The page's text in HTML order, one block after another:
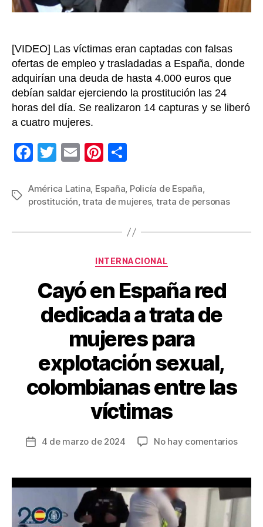
[VIDEO] Las víctimas eran captadas con falsas
ofertas de empleo y trasladadas a España, donde
adquirían una deuda de hasta 4.000 euros que
debían saldar ejerciendo la prostitución las 24
horas del día. Se realizaron 14 capturas y se liberó
a cuatro mujeres.
F
c
e
b
k
T
tt
er
E
ail
Pi
er
e
st
m
p
ar
Etiquetas
América Latina, España, Policía de España,
prostitución,trata de mujeres, trata de personas
Categorías
INTERNACIONAL
Cayó en España red
dedicada a trata de
mujeres para
explotación sexual,
colombianas entre las
víctimas
Fecha
entrada
4 de marzo de 2024 No hay comentariosen